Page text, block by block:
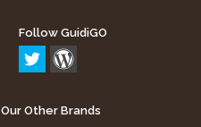
Follow GuidiGO
Our Other Brands